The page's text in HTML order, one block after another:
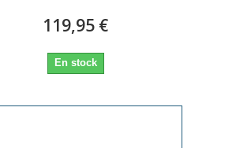
119,95 €
En stock